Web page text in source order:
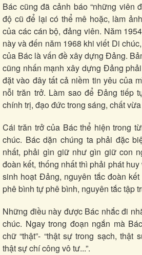
Doanh nghiệp
Doanh nghiệp 24h
Doanh nhân
Vì cộng đồng
Tin
Trải
Bác cũng đã cảnh báo “những viên
độ cũ để lại có thể mê hoặc, làm
của các cán bộ, đảng viên. Năm
này và đến năm 1968 khi viết Di
của Bác là vấn đề xây dựng Đảng.
cũng nhấn mạnh xây dựng Đảng
đặt vào đây tất cả niềm tin yêu của
nỗi trăn trở. Làm sao để Đảng tiếp
chính trị, đạo đức trong sáng, chất
Cái trăn trở của Bác thể hiện trong
chúc. Bác dặn chúng ta phải đặc
nhất, phải gìn giữ như gìn giữ con
đoàn kết, thống nhất thì phải phát
sinh hoạt Đảng, nguyên tắc đoàn
phê bình tự phê bình, nguyên tắc tập
Những điều này được Bác nhắc đi
chúc. Ngay trong đoạn ngắn mà
chữ “thật”- “thật sự trong sạch, thật
thật sự chí công vô tư...”.